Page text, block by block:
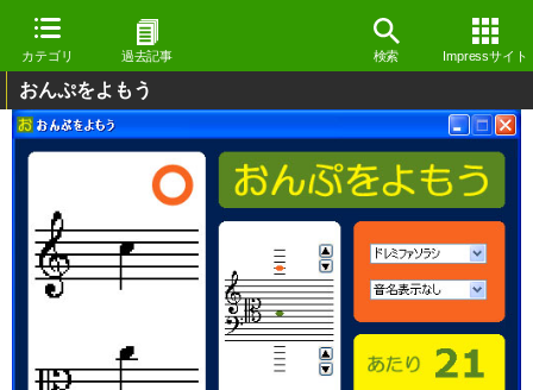
カテゴリ 過去記事 検索 Impressサイト
おんぷをよもう